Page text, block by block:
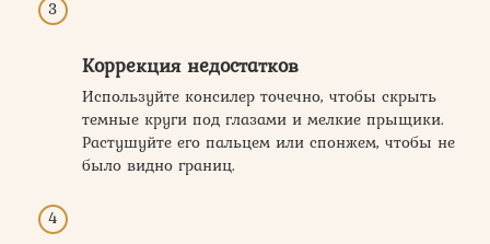
Коррекция недостатков
Используйте консилер точечно, чтобы скрыть
темные круги под глазами и мелкие прыщики.
Растушуйте его пальцем или спонжем, чтобы не
было видно границ.